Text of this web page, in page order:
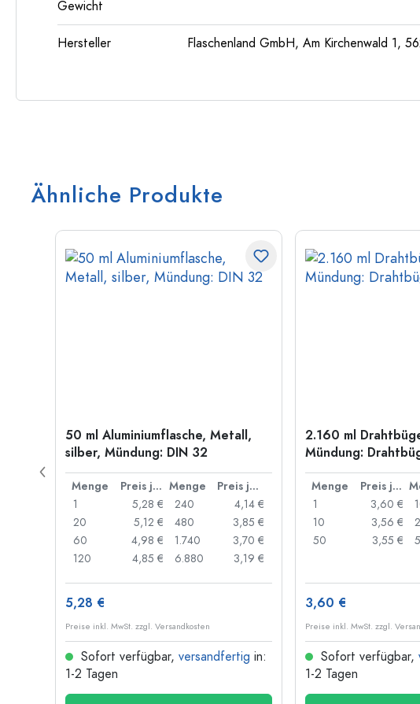
Gewicht
Hersteller
Flaschenland GmbH, Am Kirchenwald 1,
Ähnliche Produkte
50 ml Aluminiumflasche, Metall,
silber, Mündung: DIN 32
Menge Preis je Stück Menge
Preis je Stück
1
5,28 €
20
5,12 €
60
4,98 €
120
4,85 €
240
4,14 €
480
3,85 €
1.740
3,70 €
6.880
3,19 €
5,28 €
Preise inkl. MwSt. zzgl. Versandkosten
Sofort verfügbar, versandfertig in:
1-2 Tagen
2.160 ml
Mündung:
Menge Preis je Stück
1
3,60 €
10
3,56 €
50
3,55 €
3,60 €
Preise inkl. MwSt. zzgl.
Sofort verfügbar,
1-2 Tagen